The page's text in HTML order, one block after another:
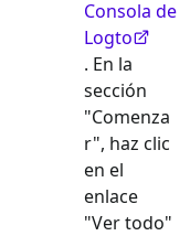
Consola de
Logto
. En la
sección
"Comenza
r", haz clic
en el
enlace
"Ver todo"